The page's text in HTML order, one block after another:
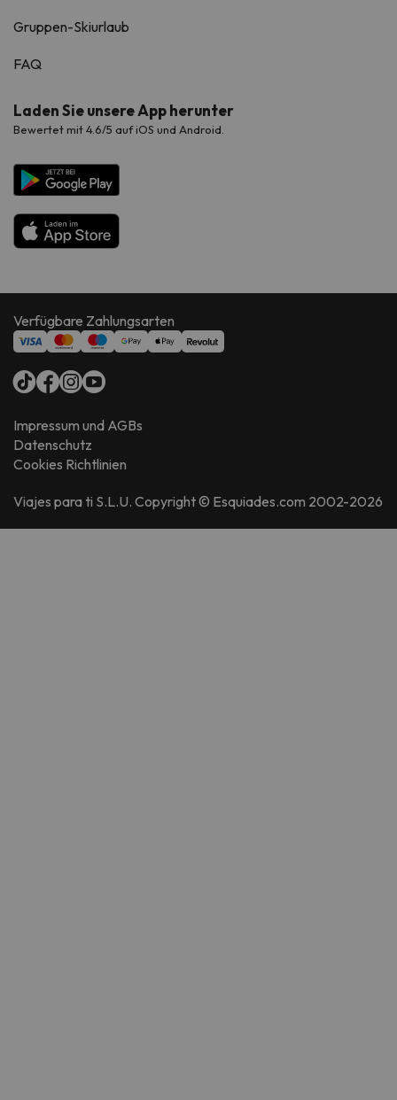
Gruppen-Skiurlaub
FAQ
Laden Sie unsere App herunter
Bewertet mit 4.6/5 auf iOS und Android.
Verfügbare Zahlungsarten
Impressum und AGBs
Datenschutz
Cookies Richtlinien
Viajes para ti S.L.U. Copyright © Esquiades.com 2002-2026